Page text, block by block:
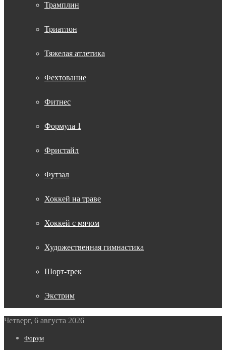
Трамплин
Триатлон
Тяжелая атлетика
Фехтование
Фитнес
Формула 1
Фристайл
Футзал
Хоккей на траве
Хоккей с мячом
Художественная гимнастика
Шорт-трек
Экстрим
Четверг, 6 августа 2026
Форум